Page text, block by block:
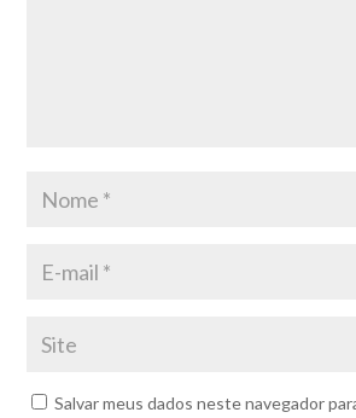
Salvar meus dados neste navegador